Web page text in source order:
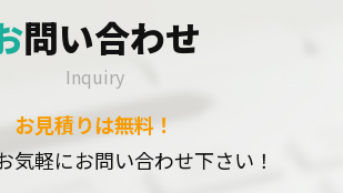
お問い合わせ
Inquiry
お見積りは無料！
気軽にお問い合わせ下さい！